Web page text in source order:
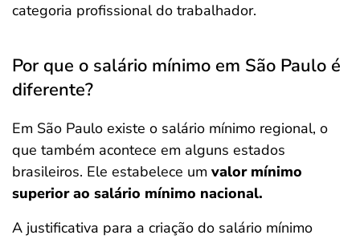
categoria profissional do trabalhador.
Por que o salário mínimo em São Paulo é
diferente?
Em São Paulo existe o salário mínimo regional, o
que também acontece em alguns estados
brasileiros. Ele estabelece um valor mínimo
superior ao salário mínimo nacional.
A justificativa para a criação do salário mínimo